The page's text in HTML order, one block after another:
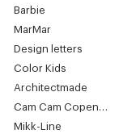
Barbie
MarMar
Design letters
Color Kids
Architectmade
Mikk-Line